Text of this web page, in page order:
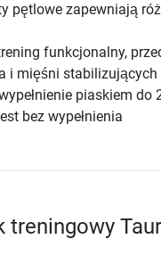
pętlowe zapewniają
funkcjonalny,
i mięśni
piaskiem do
bez wypełnienia
treningowy